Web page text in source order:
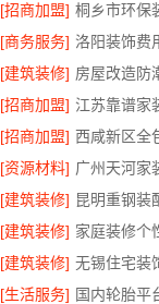
[招商加盟]
[商务服务]
[建筑装修] 房屋改造防
[招商加盟] 江苏靠谱
[招商加盟] 西咸新区全
[资源材料]
[建筑装修]
[建筑装修]
[建筑装修]
[生活服务]